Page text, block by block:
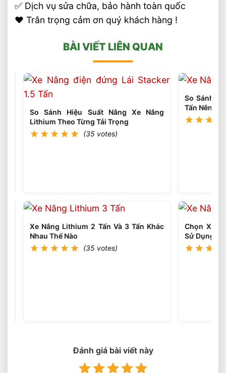
✅ Dịch vụ sửa chữa, bảo hành toàn quốc
❤️ Trân trọng cảm ơn quý khách hàng !
BÀI VIẾT LIÊN QUAN
4.5
Nên
Chọn
Loại
So Sánh Hiệu Suất Nâng Xe Nâng
Lithium Theo Từng Tải Trọng
(35 votes)
Xe Nâng Lithium 2 Tấn Và 3 Tấn Khác
Nhau Thế Nào
(35 votes)
So Sánh
Tấn Nên
Chọn Xe
Sử Dụng
Đánh giá bài viết này